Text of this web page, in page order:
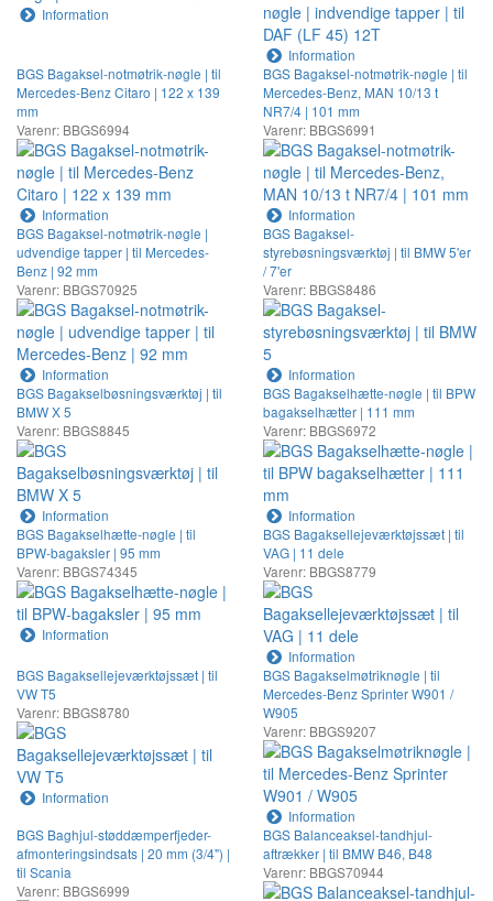
Information
Information
BGS Bagaksel-notmøtrik-nøgle | til
Mercedes-Benz Citaro | 122 x 139
mm
Varenr: BBGS6994
Information
BGS Bagaksel-notmøtrik-nøgle | til
Mercedes-Benz, MAN 10/13 t
NR7/4 | 101 mm
Varenr: BBGS6991
Information
BGS Bagaksel-notmøtrik-nøgle |
udvendige tapper | til Mercedes-
Benz | 92 mm
Varenr: BBGS70925
Information
BGS Bagaksel-
styrebøsningsværktøj | til BMW 5'er
/ 7'er
Varenr: BBGS8486
Information
BGS Bagakselbøsningsværktøj | til
BMW X 5
Varenr: BBGS8845
Information
BGS Bagakselhætte-nøgle | til BPW
bagakselhætter | 111 mm
Varenr: BBGS6972
Information
BGS Bagakselhætte-nøgle | til
BPW-bagaksler | 95 mm
Varenr: BBGS74345
Information
BGS Bagaksellejeværktøjssæt | til
VAG | 11 dele
Varenr: BBGS8779
Information
BGS Bagaksellejeværktøjssæt | til
VW T5
Varenr: BBGS8780
Information
BGS Bagakselmøtriknøgle | til
Mercedes-Benz Sprinter W901 /
W905
Varenr: BBGS9207
Information
BGS Baghjul-støddæmperfjeder-
afmonteringsindsats | 20 mm (3/4") |
til Scania
Varenr: BBGS6999
BGS Balanceaksel-tandhjul-
aftrækker | til BMW B46, B48
Varenr: BBGS70944